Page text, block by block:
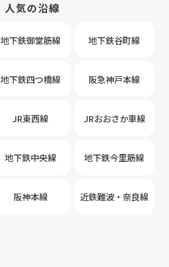
人気の沿線
地下鉄御堂筋線 地下鉄谷町線
地下鉄四つ橋線 阪急神戸本線
JR東西線 JRおおさか車線
地下鉄中央線 地下鉄今里筋線
阪神本線 近鉄難波・奈良線